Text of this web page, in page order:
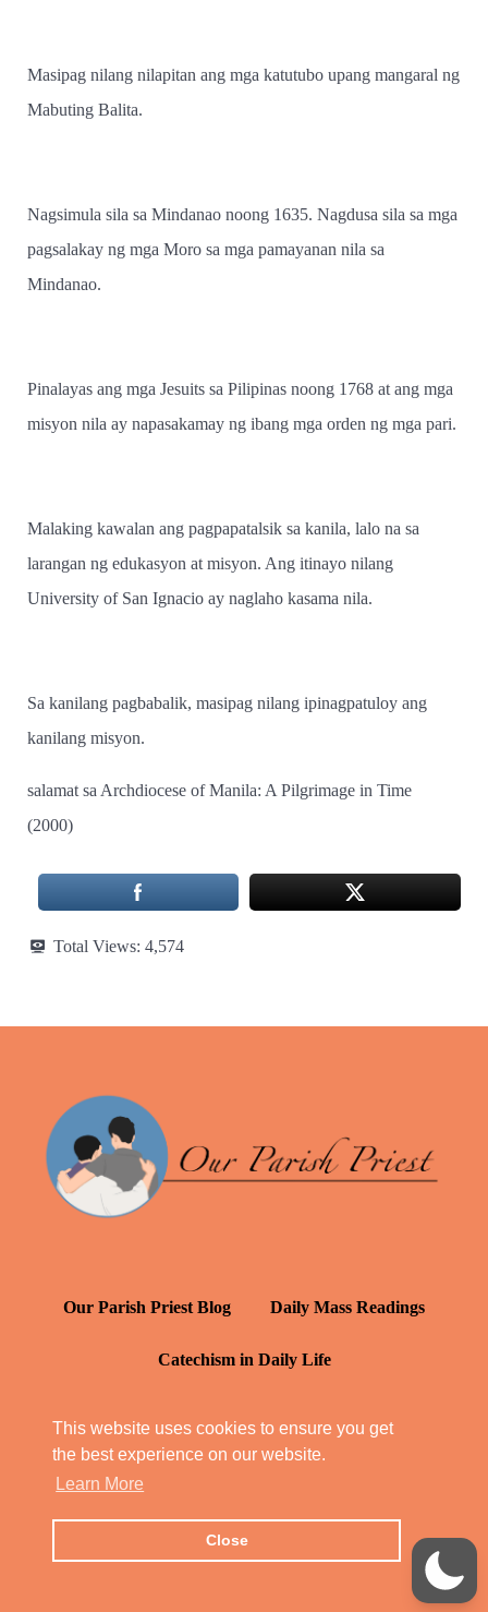
This website uses cookies to ensure you get
the best experience on our website.
Learn More
Close
Masipag nilang nilapitan ang mga katutubo upang mangaral ng
Mabuting Balita.
Nagsimula sila sa Mindanao noong 1635. Nagdusa sila sa mga
pagsalakay ng mga Moro sa mga pamayanan nila sa
Mindanao.
Pinalayas ang mga Jesuits sa Pilipinas noong 1768 at ang mga
misyon nila ay napasakamay ng ibang mga orden ng mga pari.
Malaking kawalan ang pagpapatalsik sa kanila, lalo na sa
larangan ng edukasyon at misyon. Ang itinayo nilang
University of San Ignacio ay naglaho kasama nila.
Sa kanilang pagbabalik, masipag nilang ipinagpatuloy ang
kanilang misyon.
salamat sa Archdiocese of Manila: A Pilgrimage in Time
(2000)
Total Views: 4,574
Our Parish Priest Blog Daily Mass Readings
Catechism in Daily Life
YT: Tambuli ng Kagalakan
© Our Parish Priest 2022 - 2026